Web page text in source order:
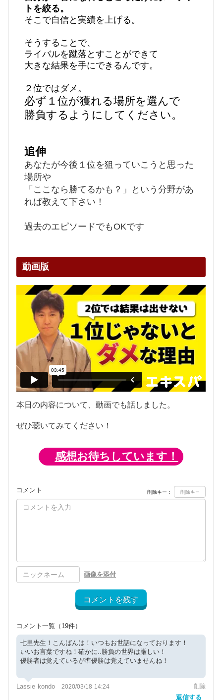
トを絞る。
そこで自信と 実績を上げる。
そうすることで、
ライバルを蹴落とすことができて
大きな結果を手にできるんです。
２位ではダメ。
必ず１位が獲れる場所を選んで
勝負するようにしてください。
追伸
あなたが今後１位を狙っていこうと思った
場所や
「ここなら勝てるかも？」という分野があ
れば教えて下さい！
過去のエピソードでもOKです
動画版
本日の内容について、動画でも話しました。
ぜひ聴いてみてください！
感想お待ちしています！
コメント 削除キー：
画像を添付
コメントを残す
コメント一覧 （19件）
七里先生！こんばんは！いつもお世話になっております！
いいお言葉ですね！確かに..勝負の世界は厳しい！
優勝者は覚えているが準優勝は覚えていませんね！
Lassie kondo 2020/03/18 14:24 削除
返信する